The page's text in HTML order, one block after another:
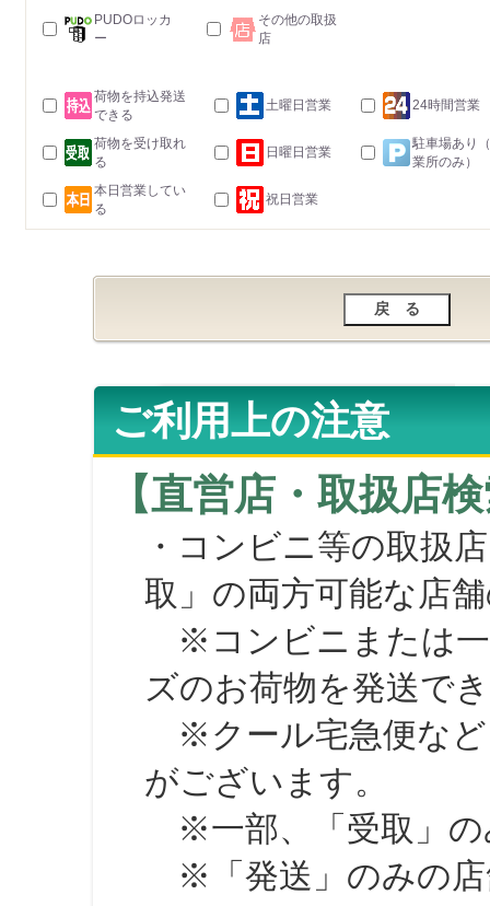
PUDOロッカ
ー
その他の取扱
店
荷物を持込発送
できる
土曜日営業 24時間営業
荷物を受け取れ
る
日曜日営業
駐車場あり
業所のみ）
本日営業してい
る
祝日営業
ご利用上の注意
【直営店・取扱店
・コンビニ等の取扱
取」の両方可能な店
※コンビニまたは一
ズのお荷物を発送で
※クール宅急便など
がございます。
※一部、「受取」の
※「発送」のみの店